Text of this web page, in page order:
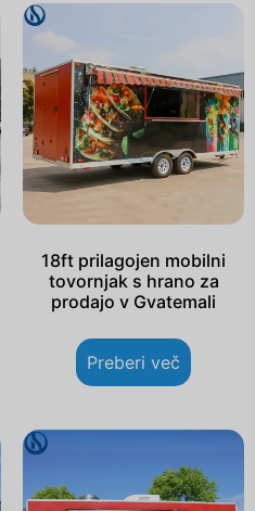
18ft prilagojen mobilni
tovornjak s hrano za
prodajo v Gvatemali
Preberi več